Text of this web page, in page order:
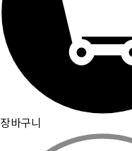
장바구니
이용약관
[뮤플닷컴]
경기도 하남시 미사강변서로 16 하
대표이사 : 오세준
전화번호 : 02) 2057-7401~4
분쟁조정기관표시 : 소비자보호원, 전자거래분